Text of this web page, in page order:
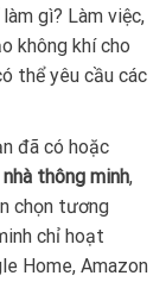
gì? Làm việc,
không khí cho
thể yêu cầu các
đã có hoặc
nhà thông minh,
chọn tương
chỉ hoạt
Home, Amazon